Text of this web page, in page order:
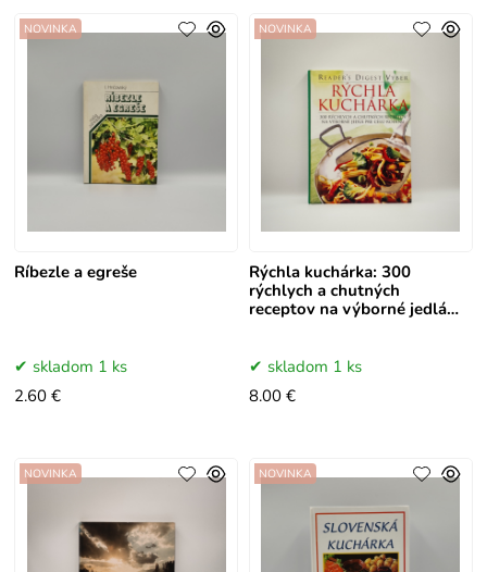
Ríbezle a egreše
NOVINKA
skladom 1 ks
2.60 €
Rýchla kuchárka: 300
rýchlych a chutných
receptov na výborné jedlá
NOVINKA
skladom 1 ks
8.00 €
NOVINKA NOVINKA